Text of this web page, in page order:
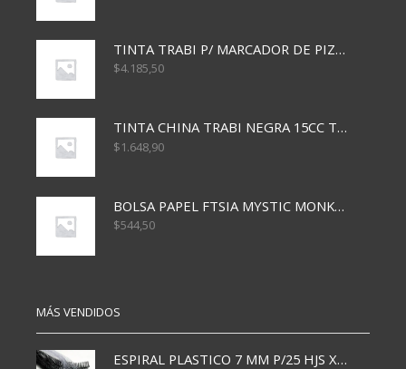
TINTA TRABI P/ MARCADOR DE PIZARRA x30ml ROJO
$4.185,50
TINTA CHINA TRABI NEGRA 15CC TR3460
$1.648,90
BOLSA PAPEL FTSIA MYSTIC MONKEY 14/08/20
$544,50
MÁS VENDIDOS
ESPIRAL PLASTICO 7 MM P/25 HJS X50x3000